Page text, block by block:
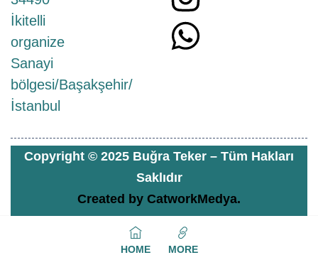
İkitelli
organize
Sanayi
bölgesi/Başakşehir/
İstanbul
Copyright © 2025 Buğra Teker – Tüm Hakları
Saklıdır
Created by CatworkMedya.
HOME MORE